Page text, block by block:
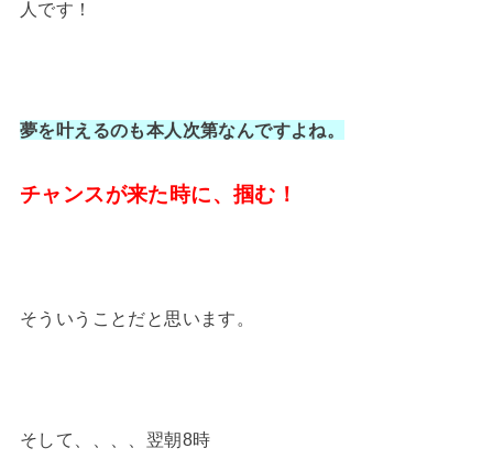
人です！
夢を叶えるのも本人次第なんですよね。
チャンスが来た時に、掴む！
そういうことだと思います。
そして、、、、翌朝8時